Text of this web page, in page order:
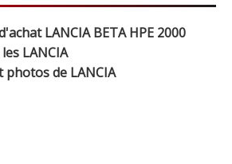
LANCIA BETA HPE 2000
LANCIA
photos de LANCIA